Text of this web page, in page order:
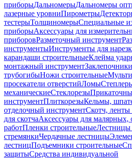
приборыДальномерыДальномеры
лазерные уровниПирометры
тестерыТолщиномерыСпециальные
приборыАксессуары для
приборовРазметочный инструмент
инструментыИнструменты для
карандаши строительныеКлейма
монтажный инструментЗаклепочники
трубогибыНожи строительные
просекатели отверстийЛомы
механическиеСтеклорезы
инструментПлиткорезыКельмы,
отделочный инструментСкотч,
для скотчаАксессуары для малярных,
работПленки строительныеЛестницы
стремянкиЧердачные лестницы
лестницПодъемники строительные
защитыСредства индивидуальной